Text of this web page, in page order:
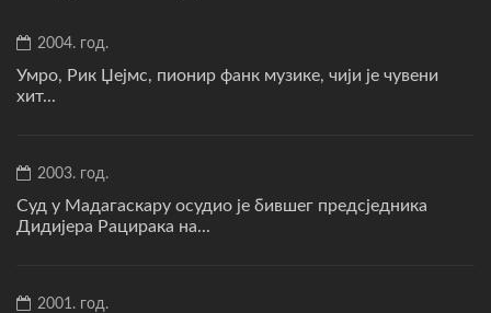
2004. год.
Умро, Рик Џејмс, пионир фанк музике, чији је чувени
хит...
2003. год.
Суд у Мадагаскару осудио је бившег предсједника
Дидијера Рацирака на...
2001. год.